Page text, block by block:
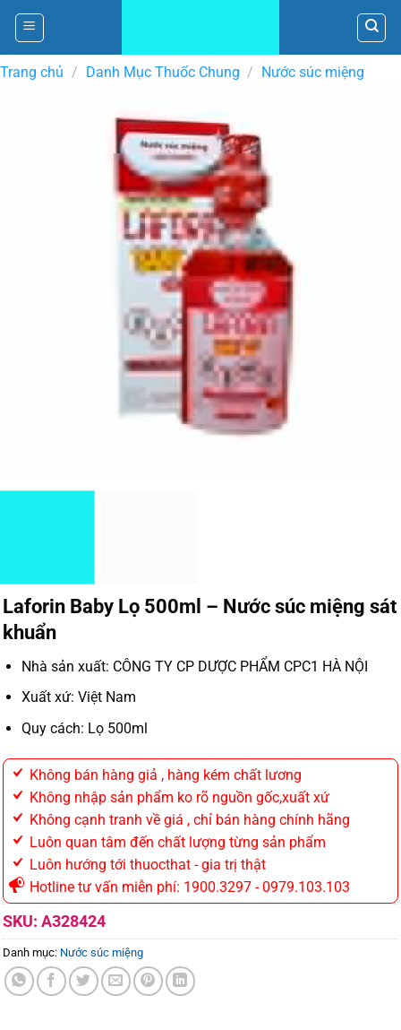
Skip
content
Trang chủ / Danh Mục Thuốc Chung / Nước súc miệng
Laforin Baby Lọ 500ml – Nước súc miệng sát
khuẩn
Nhà sản xuất: CÔNG TY CP DƯỢC PHẨM CPC1 HÀ NỘI
Xuất xứ: Việt Nam
Quy cách: Lọ 500ml
Không bán hàng giả , hàng kém chất lương
Không nhập sản phẩm ko rõ nguồn gốc,xuất xứ
Không cạnh tranh về giá , chỉ bán hàng chính hãng
Luôn quan tâm đến chất lượng từng sản phẩm
Luôn hướng tới thuocthat - gia trị thật
Hotline tư vấn miễn phí: 1900.3297 - 0979.103.103
SKU: A328424
Danh mục: Nước súc miệng